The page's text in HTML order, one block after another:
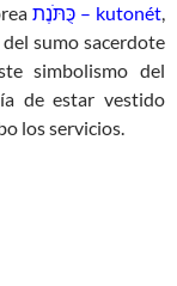
כֻּתֹּנֶת – kutonét,
sumo sacerdote
simbolismo del
de estar vestido
los servicios.